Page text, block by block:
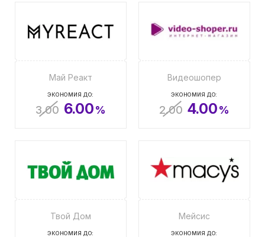
Май Реакт
ЭКОНОМИЯ ДО:
3.00 6.00%
Видеошопер
ЭКОНОМИЯ ДО:
2.00 4.00%
Твой Дом
ЭКОНОМИЯ ДО:
Мейсис
ЭКОНОМИЯ ДО: